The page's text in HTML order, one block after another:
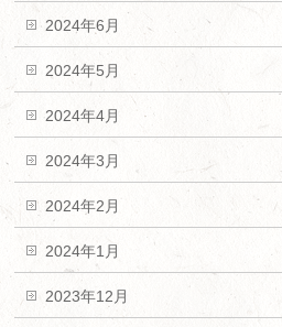
2024年6月
2024年5月
2024年4月
2024年3月
2024年2月
2024年1月
2023年12月